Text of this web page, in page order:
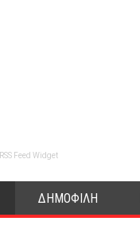
RSS Feed Widget
ΔΗΜΟΦΙΛΗ